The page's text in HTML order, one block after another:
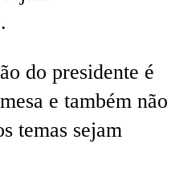
do presidente é
e também não
temas sejam